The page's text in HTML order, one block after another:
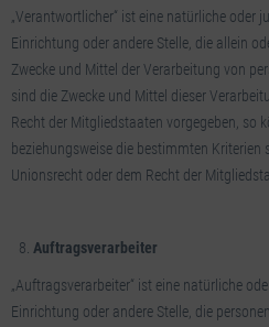
„Verantwortlicher“ ist eine natürliche oder
Einrichtung oder andere Stelle, die allein
Zwecke und Mittel der Verarbeitung von
sind die Zwecke und Mittel dieser
Recht der Mitgliedstaaten vorgegeben, so
beziehungsweise die bestimmten Kriterien
Unionsrecht oder dem Recht der
Auftragsverarbeiter
„Auftragsverarbeiter“ ist eine natürliche
Einrichtung oder andere Stelle, die